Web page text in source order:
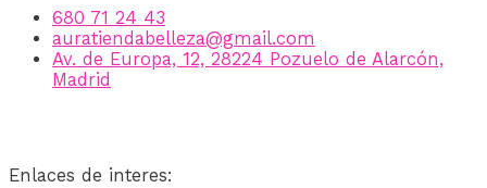
680 71 24 43
auratiendabelleza@gmail.com
Av. de Europa, 12, 28224 Pozuelo de Alarcón,
Madrid
Enlaces de interes: